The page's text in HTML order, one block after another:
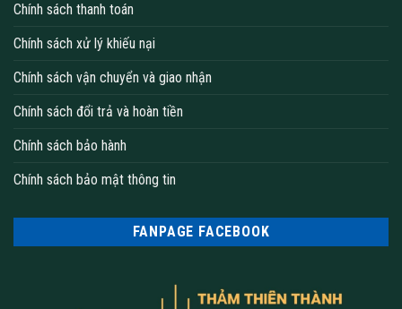
Chính sách thanh toán
Chính sách xử lý khiếu nại
Chính sách vận chuyển và giao nhận
Chính sách đổi trả và hoàn tiền
Chính sách bảo hành
Chính sách bảo mật thông tin
FANPAGE FACEBOOK